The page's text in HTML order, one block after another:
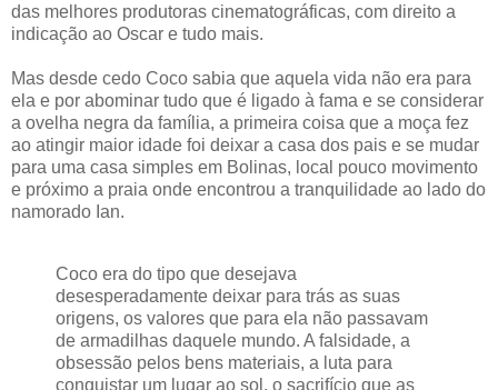
das melhores produtoras cinematográficas, com direito a
indicação ao Oscar e tudo mais.
Mas desde cedo Coco sabia que aquela vida não era para
ela e por abominar tudo que é ligado à fama e se considerar
a ovelha negra da família, a primeira coisa que a moça fez
ao atingir maior idade foi deixar a casa dos pais e se mudar
para uma casa simples em Bolinas, local pouco movimento
e próximo a praia onde encontrou a tranquilidade ao lado do
namorado Ian.
Coco era do tipo que desejava
desesperadamente deixar para trás as suas
origens, os valores que para ela não passavam
de armadilhas daquele mundo. A falsidade, a
obsessão pelos bens materiais, a luta para
conquistar um lugar ao sol, o sacrifício que as